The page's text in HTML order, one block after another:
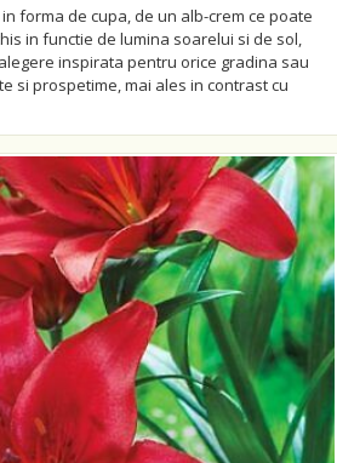
forma de cupa, de un alb-crem ce poate
in functie de lumina soarelui si de sol,
inspirata pentru orice gradina sau
si prospetime, mai ales in contrast cu